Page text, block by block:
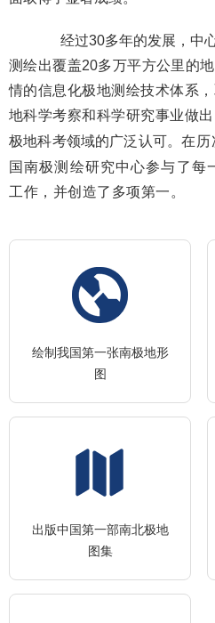
经过30多年的发展，中
测绘出覆盖20多万平方公里的
情的信息化极地测绘技术体系
地科学考察和科学研究事业做
极地科考领域的广泛认可。在历
国南极测绘研究中心参与了每
工作，并创造了多项第一。
绘制我国第一张南极地形
图
出版中国第一部南北极地
图集